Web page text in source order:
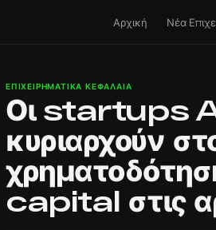
Αρχική Νέα
ΕΠΙΧΕΙΡΗΜΑΤΙΚΆ ΚΕΦΆΛΑΙΑ
Οι startups
κυριαρχούν
capital στις